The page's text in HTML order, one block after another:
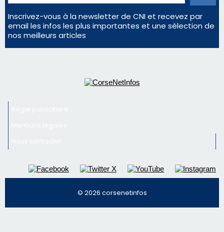
Régie publicitaire
Mentions légales
Nous contacter